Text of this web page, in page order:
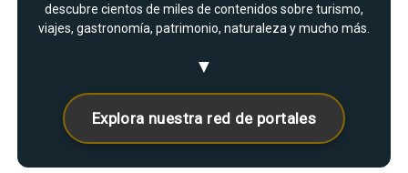
descubre cientos de miles de contenidos sobre turismo,
viajes, gastronomía, patrimonio, naturaleza y mucho más.
▼
Explora nuestra red de portales